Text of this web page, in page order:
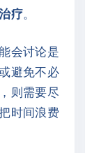
疗
会讨论是
避免不必
则需要尽
时间浪费